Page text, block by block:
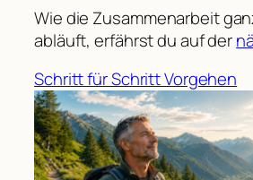
Wie die Zusammenarbeit
abläuft, erfährst du auf der
Schritt für Schritt Vorgehen